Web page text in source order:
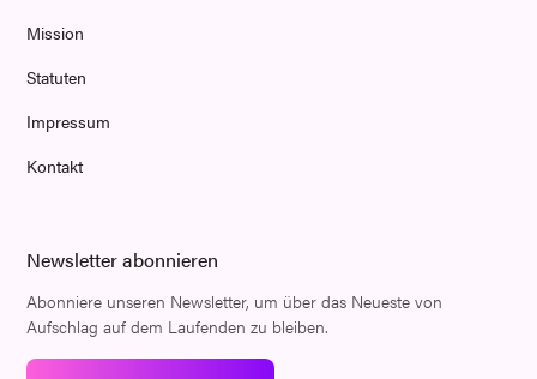
Mission
Statuten
Impressum
Kontakt
Newsletter abonnieren
Abonniere unseren Newsletter, um über das Neueste von
Aufschlag auf dem Laufenden zu bleiben.